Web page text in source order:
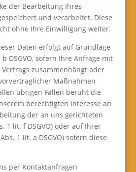
der Bearbeitung Ihres
und verarbeitet. Diese
ohne Ihre Einwilligung weiter.
Daten erfolgt auf Grundlage
DSGVO, sofern Ihre Anfrage mit
zusammenhängt oder
Maßnahmen
übrigen Fällen beruht die
berechtigten Interesse an
der an uns gerichteten
1 lit. f DSGVO) oder auf Ihrer
1 lit. a DSGVO) sofern diese
per Kontaktanfragen